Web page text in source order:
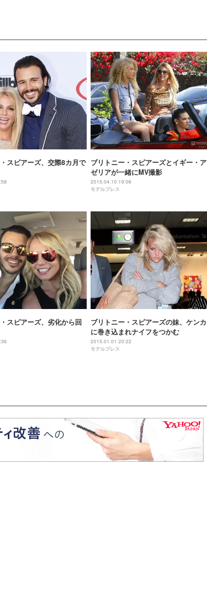
スピアーズ、交際8カ月で ブリトニー・スピアーズとイギー・ア
ゼリアが一緒にMV撮影
2015.04.10 19:06
モデルプレス
スピアーズ、劣化から回
ブリトニー・スピアーズの妹、ケンカ
に巻き込まれナイフをつかむ
2015.01.01 20:22
モデルプレス